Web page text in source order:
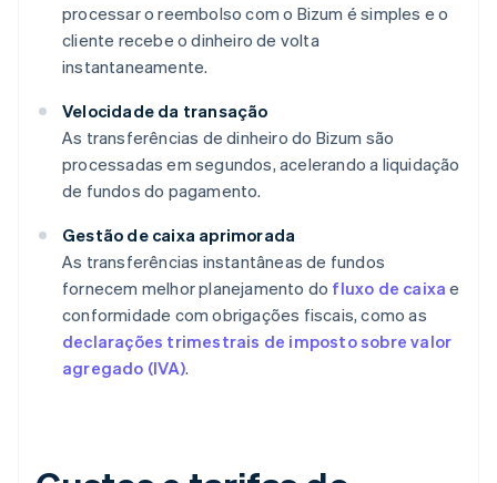
processar o reembolso com o Bizum é simples e o
cliente recebe o dinheiro de volta
instantaneamente.
Velocidade da transação
As transferências de dinheiro do Bizum são
processadas em segundos, acelerando a liquidação
de fundos do pagamento.
Gestão de caixa aprimorada
As transferências instantâneas de fundos
fornecem melhor planejamento do fluxo de caixa e
conformidade com obrigações fiscais, como as
declarações trimestrais de imposto sobre valor
agregado (IVA).